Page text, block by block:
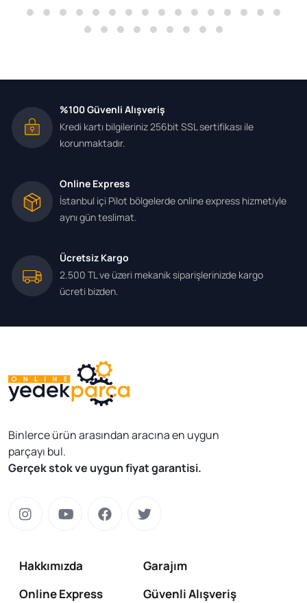
%100 Güvenli Alışveriş
Kredi kartı bilgileriniz 256bit SSL sertifikası ile
korunmaktadır.
Online Express
İstanbul içi Pilot bölgelerde online express hizmetiyle
aynı gün teslimat.
Ücretsiz Kargo
2.500 TL ve üzeri mekanik siparişlerinizde kargo
ücreti bizden.
Binlerce ürün arasından aracına en uygun
parçayı bul.
Gerçek stok ve uygun fiyat garantisi.
Hakkımızda
Garajım
Online Express
Güvenli Alışveriş